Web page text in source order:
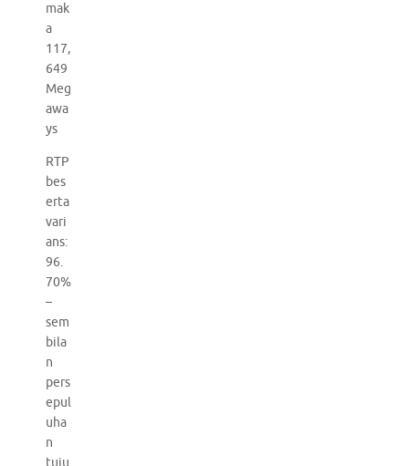
mak
a
117,
649
Meg
awa
ys
RTP
bes
erta
vari
ans:
96.
70%
–
sem
bila
n
pers
epul
uha
n
tuju